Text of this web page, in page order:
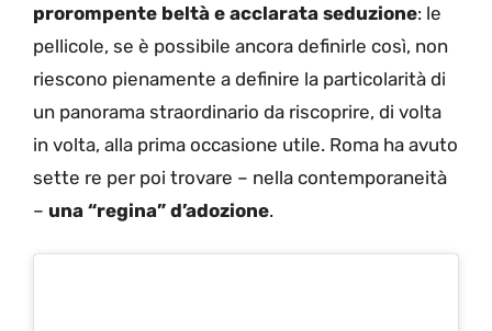
prorompente beltà e acclarata seduzione: le
pellicole, se è possibile ancora definirle così, non
riescono pienamente a definire la particolarità di
un panorama straordinario da riscoprire, di volta
in volta, alla prima occasione utile. Roma ha avuto
sette re per poi trovare – nella contemporaneità
– una “regina” d’adozione.